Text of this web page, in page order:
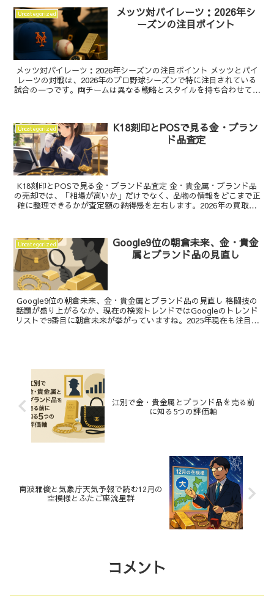
Uncategorized
メッツ対パイレーツ：2026年シ
ーズンの注目ポイント
メッツ対パイレーツ：2026年シーズンの注目ポイント メッツとパイ
レーツの対戦は、2026年のプロ野球シーズンで特に注目されている
試合の一つです。両チームは異なる戦略とスタイルを持ち合わせてお
Uncategorized
K18刻印とPOSで見る金・ブラン
ド品査定
K18刻印とPOSで見る金・ブランド品査定 金・貴金属・ブランド品
の売却では、「相場が高いか」だけでなく、品物の情報をどこまで正
確に整理できるかが査定額の納得感を左右します。2026年の買取業
Uncategorized
Google9位の朝倉未来、金・貴金
属とブランド品の見直し
Google9位の朝倉未来、金・貴金属とブランド品の見直し 格闘技の
話題が盛り上がるなか、現在の検索トレンドではGoogleのトレンド
リストで9番目に朝倉未来が挙がっていますね。2025年現在も注目度
江別で金・貴金属とブランド品を売る前
に知る5つの評価軸
南波雅俊と気象庁天気予報で読む12月の
空模様とふたご座流星群
コメント